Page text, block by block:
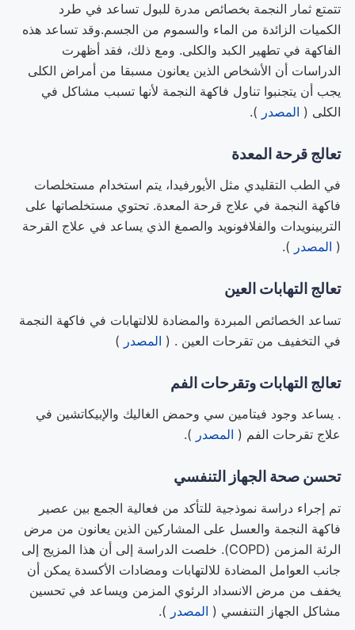
تتمتع ثمار النجمة بخصائص مدرة للبول تساعد في طرد
الكميات الزائدة من الماء والسموم من الجسم.وقد تساعد هذه
الفاكهة في تطهير الكبد والكلى. ومع ذلك، فقد أظهرت
الدراسات أن الأشخاص الذين يعانون مسبقا من أمراض الكلى
يجب أن يتجنبوا تناول فاكهة النجمة لأنها تسبب مشاكل في
الكلى ( المصدر ).
تعالج قرحة المعدة
في الطب التقليدي مثل الأيورفيدا، يتم استخدام مستخلصات
فاكهة النجمة في علاج قرحة المعدة. تحتوي مستخلصاتها على
التربينويدات والفلافونويد والصمغ الذي يساعد في علاج القرحة
( المصدر ).
تعالج التهابات العين
تساعد الخصائص المبردة والمضادة للالتهابات في فاكهة النجمة
في التخفيف من تقرحات العين . ( المصدر )
تعالج التهابات وتقرحات الفم
. يساعد وجود فيتامين سي وحمض الغاليك والإبيكاتشين في
علاج تقرحات الفم ( المصدر ).
تحسن صحة الجهاز التنفسي
تم إجراء دراسة نموذجية للتأكد من فعالية الجمع بين عصير
فاكهة النجمة والعسل على المشاركين الذين يعانون من مرض
الرئة المزمن (COPD). خلصت الدراسة إلى أن هذا المزيج إلى
جانب العوامل المضادة للالتهابات ومضادات الأكسدة يمكن أن
يخفف من مرض الانسداد الرئوي المزمن ويساعد في تحسين
مشاكل الجهاز التنفسي ( المصدر ).